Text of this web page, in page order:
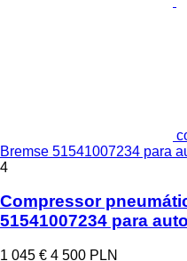
Bremse 51541007234 para
4
Compressor
51541007234 para
1 045 € 4 500 PLN